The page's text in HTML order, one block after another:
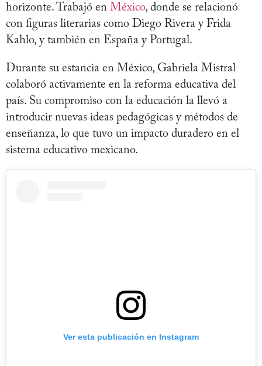
horizonte. Trabajó en México, donde se relacionó
con figuras literarias como Diego Rivera y Frida
Kahlo, y también en España y Portugal.
Durante su estancia en México, Gabriela Mistral
colaboró activamente en la reforma educativa del
país. Su compromiso con la educación la llevó a
introducir nuevas ideas pedagógicas y métodos de
enseñanza, lo que tuvo un impacto duradero en el
sistema educativo mexicano.
Ver esta publicación en Instagram